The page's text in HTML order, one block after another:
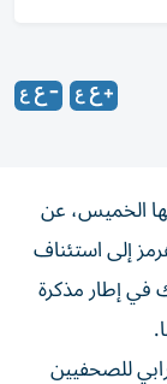
الخميس، عن
إلى استئناف
في إطار مذكرة
للصحفيين